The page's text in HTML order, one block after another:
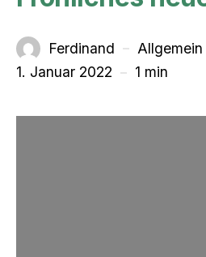
Von
Ferdinand unter
Allgemein
1. Januar 2022
1 min